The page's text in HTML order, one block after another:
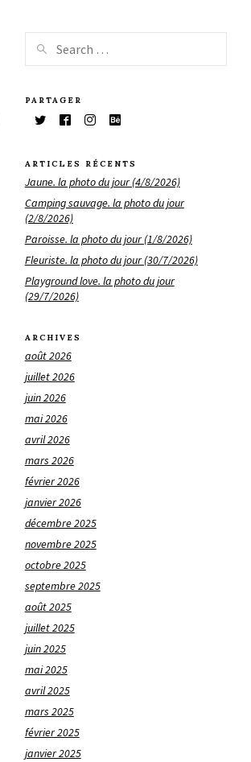
PARTAGER
ARTICLES RÉCENTS
Jaune. la photo du jour (4/8/2026)
Camping sauvage. la photo du jour
(2/8/2026)
Paroisse. la photo du jour (1/8/2026)
Fleuriste. la photo du jour (30/7/2026)
Playground love. la photo du jour
(29/7/2026)
ARCHIVES
août 2026
juillet 2026
juin 2026
mai 2026
avril 2026
mars 2026
février 2026
janvier 2026
décembre 2025
novembre 2025
octobre 2025
septembre 2025
août 2025
juillet 2025
juin 2025
mai 2025
avril 2025
mars 2025
février 2025
janvier 2025